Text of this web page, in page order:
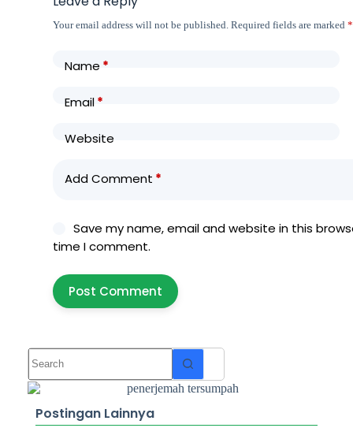
Your email address will not be published. Required fields are marked*
Name*
Email*
Website
Add Comment *
Save my name, email and website in this
time I comment.
Post Comment
Postingan Lainnya